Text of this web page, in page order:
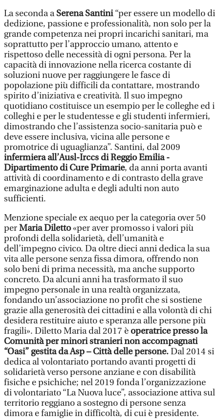
La seconda aSerena Santini“per essere un modello di
dedizione, passione e professionalità, non solo per la
grande competenza nei propri incarichi sanitari, ma
soprattutto per l’approccio umano, attento e
rispettoso delle necessità di ogni persona. Per la
capacità di innovazione nella ricerca costante di
soluzioni nuove per raggiungere le fasce di
popolazione più difficili da contattare, mostrando
spirito d’iniziativa e creatività. Il suo impegno
quotidiano costituisce un esempio per le colleghe ed i
colleghi e per le studentesse e gli studenti infermieri,
dimostrando che l’assistenza socio-sanitaria può e
deve essere inclusiva, vicina alle persone e
promotrice di uguaglianza”. Santini, dal 2009
infermiera all’Ausl-Irccs di Reggio Emilia -
Dipartimento di Cure Primarie, da anni porta avanti
attività di coordinamento e di contrasto della grave
emarginazione adulta e degli adulti non auto
sufficienti.
Menzione speciale ex aequo per la categoria over 50
perMaria Diletto«per aver promosso i valori più
profondi della solidarietà, dell’umanità e
dell’impegno civico. Da oltre dieci anni dedica la sua
vita alle persone senza fissa dimora, offrendo non
solo beni di prima necessità, ma anche supporto
concreto. Da alcuni anni ha trasformato il suo
impegno personale in una realtà organizzata,
fondando un’associazione no profit che si sostiene
grazie alla generosità dei cittadini e alla volontà di chi
desidera restituire aiuto e speranza alle persone più
fragili». Diletto Maria dal 2017 è operatrice presso la
Comunità per minori stranieri non accompagnati
“Oasi” gestita da Asp – Città delle persone.Dal 2014 si
dedica al volontariato portando avanti progetti di
solidarietà verso persone anziane e con disabilità
fisiche e psichiche; nel 2019 fonda l’organizzazione
di volontariato “La Nuova luce”, associazione attiva sul
territorio reggiano a sostegno di persone senza
dimora e famiglie in difficoltà, di cui è presidente.